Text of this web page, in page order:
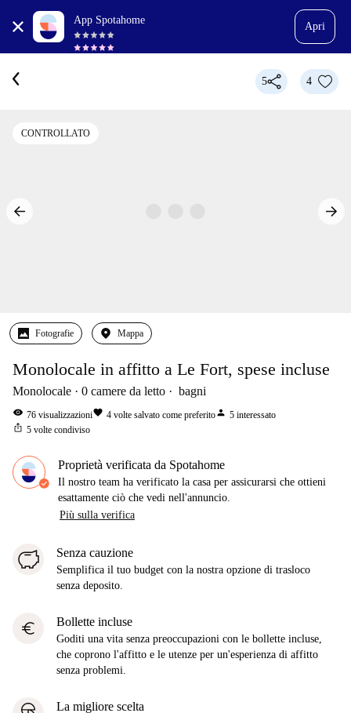
App Spotahome
Apri
5 4
CONTROLLATO
Fotografie Mappa
Monolocale in affitto a Le Fort, spese incluse
Monolocale 0 camere da letto bagni
visibility 76 visualizzazionifavorite 4 volte salvato come preferitoperson 5 interessato
ios_share 5 volte condiviso
Proprietà verificata da Spotahome
Il nostro team ha verificato la casa per assicurarsi che ottieni
esattamente ciò che vedi nell'annuncio.
Più sulla verifica
Senza cauzione
Semplifica il tuo budget con la nostra opzione di trasloco
senza deposito.
euro Bollette incluse
Goditi una vita senza preoccupazioni con le bollette incluse,
che coprono l'affitto e le utenze per un'esperienza di affitto
senza problemi.
La migliore scelta